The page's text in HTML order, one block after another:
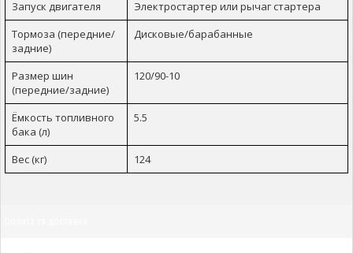
Запуск двигателя
Электростартер или рычаг стартера
Тормоза (передние/
задние)
Дисковые/барабанные
Размер шин
(передние/задние)
120/90-10
Ёмкость топливного
бака (л)
5.5
Вес (кг) 124